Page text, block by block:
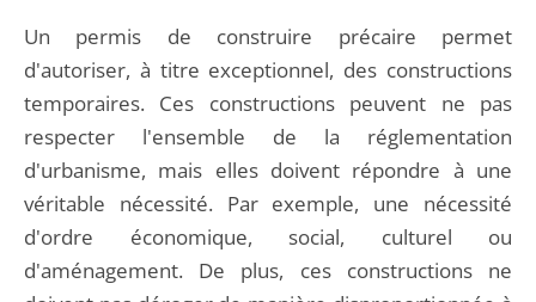
Un permis de construire précaire permet
d'autoriser, à titre exceptionnel, des constructions
temporaires. Ces constructions peuvent ne pas
respecter l'ensemble de la réglementation
d'urbanisme, mais elles doivent répondre à une
véritable nécessité. Par exemple, une nécessité
d'ordre économique, social, culturel ou
d'aménagement. De plus, ces constructions ne